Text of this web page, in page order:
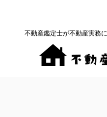
不動産鑑定士が不動産実務